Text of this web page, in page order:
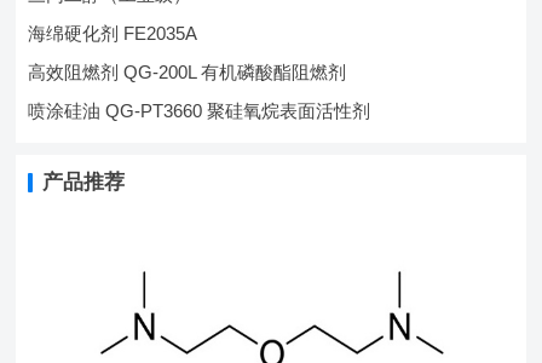
海绵硬化剂 FE2035A
高效阻燃剂 QG-200L 有机磷酸酯阻燃剂
喷涂硅油 QG-PT3660 聚硅氧烷表面活性剂
产品推荐